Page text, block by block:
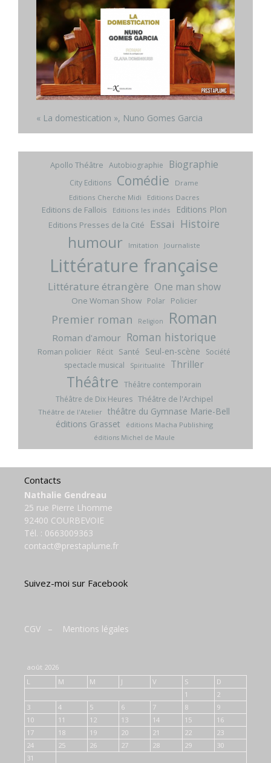
« La domestication », Nuno Gomes Garcia
Apollo Théâtre Autobiographie Biographie
City Editions Comédie
Drame
Editions Cherche Midi
Editions Dacres
Editions de Fallois Editions les indés Editions Plon
Editions Presses de la Cité Essai Histoire
humour Imitation Journaliste
Littérature française
Littérature étrangère One man show
One Woman Show Polar Policier
Premier roman Religion Roman
Roman d'amour Roman historique
Roman policier Récit Santé Seul-en-scène
Société
spectacle musical
Spiritualité Thriller
Théâtre Théâtre contemporain
Théâtre de Dix Heures Théâtre de l'Archipel
Théâtre de l'Atelier théâtre du Gymnase Marie-Bell
éditions Grasset
éditions Macha Publishing
éditions Michel de Maule
Contacts
Nathalie Gendreau
25 rue Pierre Lhomme
92400 COURBEVOIE
Tél. : 0663009363
contact@prestaplume.fr
Suivez-moi sur Facebook
CGV – Mentions légales
août 2026
L
M M J V S
D
1
2
3
4 5 6 7 8
9
10
11 12 13 14 15
16
17
18 19 20 21 22
23
24
25 26 27 28 29
30
31